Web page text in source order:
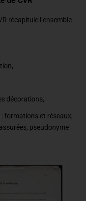
récapitule l’ensemble
décorations,
: formations et réseaux,
pseudonyme